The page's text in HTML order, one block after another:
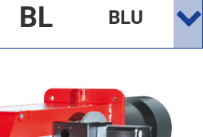
BL
U
BLU
600
0.1
PR